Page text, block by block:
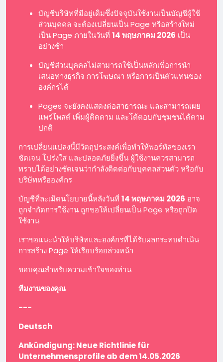
บัญชีบริษัทที่มีอยู่เดิมซึ่งปัจจุบันใช้งานเป็นบัญชีผู้ใช้
ส่วนบุคคล จะต้องเปลี่ยนเป็น Page หรือสร้างใหม่
เป็น Page ภายในวันที่ 14 พฤษภาคม 2026 เป็น
อย่างช้า
บัญชีส่วนบุคคลไม่สามารถใช้เป็นหลักเพื่อการนำ
เสนอทางธุรกิจ การโฆษณา หรือการเป็นตัวแทนของ
องค์กรได้
Pages จะยังคงแสดงต่อสาธารณะ และสามารถเผย
แพร่โพสต์ เพิ่มผู้ติดตาม และโต้ตอบกับชุมชนได้ตาม
ปกติ
การเปลี่ยนแปลงนี้มีวัตถุประสงค์เพื่อทำให้พอร์ทัลของเรา
ชัดเจน โปร่งใส และปลอดภัยยิ่งขึ้น ผู้ใช้งานควรสามารถ
ทราบได้อย่างชัดเจนว่ากำลังติดต่อกับบุคคลส่วนตัว หรือกับ
บริษัทหรือองค์กร
บัญชีที่ละเมิดนโยบายนี้หลังวันที่ 14 พฤษภาคม 2026 อาจ
ถูกจำกัดการใช้งาน ถูกขอให้เปลี่ยนเป็น Page หรือถูกปิด
ใช้งาน
เราขอแนะนำให้บริษัทและองค์กรที่ได้รับผลกระทบดำเนิน
การสร้าง Page ให้เรียบร้อยล่วงหน้า
ขอบคุณสำหรับความเข้าใจของท่าน
ทีมงานของคุณ
---
Deutsch
Ankündigung: Neue Richtlinie für
Unternehmensprofile ab dem 14.05.2026